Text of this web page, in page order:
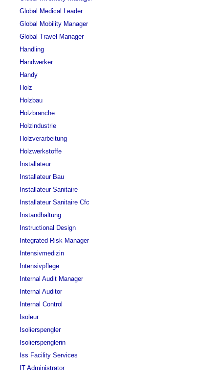
Global Medical Leader
Global Mobility Manager
Global Travel Manager
Handling
Handwerker
Handy
Holz
Holzbau
Holzbranche
Holzindustrie
Holzverarbeitung
Holzwerkstoffe
Installateur
Installateur Bau
Installateur Sanitaire
Installateur Sanitaire Cfc
Instandhaltung
Instructional Design
Integrated Risk Manager
Intensivmedizin
Intensivpflege
Internal Audit Manager
Internal Auditor
Internal Control
Isoleur
Isolierspengler
Isolierspenglerin
Iss Facility Services
IT Administrator